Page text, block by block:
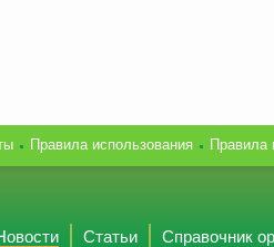
Правила использования Правила
Статьи Справочник